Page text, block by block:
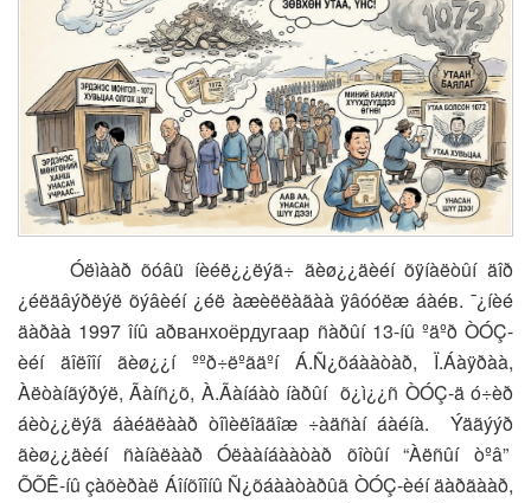
Óëìààð õóâü íèéë¿¿ëýã÷ ãèø¿¿äèéí õÿíàëòûí äîð
¿éëäâýðëýë õýâèéí ¿éë àæèëëàãàà ÿâóóëæ áàéв. ¯¿íèé
äàðàà 1997 îíû аðванхоёрдугаар ñàðûí 13-íû ºäºð ÒÓÇ-
èéí äîëîîí ãèø¿¿í ººð÷ëºãäºí Á.Ñ¿õáààòàð, Ï.Áàÿðàà,
Àëòàíãýðýë, Ãàíñ¿õ, À.Ãàíáàò íàðûí õ¿ì¿¿ñ ÒÓÇ-ä ó÷èð
áèò¿¿ëýã áàéäëààð òîìèëîãäîæ ÷àäñàí áàéíà. Ýäãýýð
ãèø¿¿äèéí ñàíàëààð Óëààíáààòàð õîòûí “Àëñûí òºâ”
ÕÕÊ-íû çàõèðàë Áîíõîîíû Ñ¿õáààòàðûã ÒÓÇ-èéí äàðãààð,